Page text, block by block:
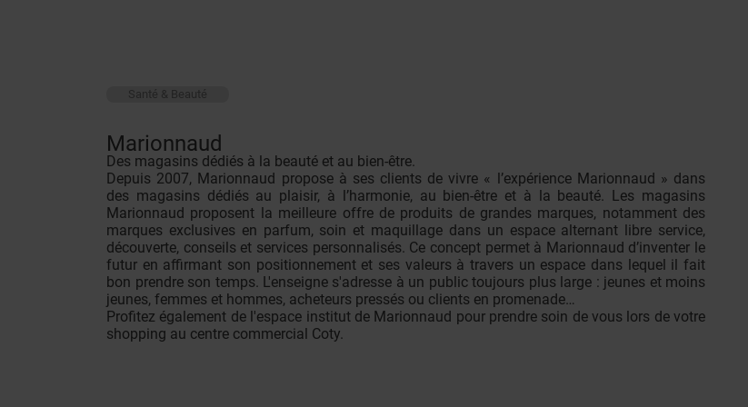
Santé & Beauté
Marionnaud
Des magasins dédiés à la beauté et au bien-être.
Depuis 2007, Marionnaud propose à ses clients de vivre « l’expérience Marionnaud » dans
des magasins dédiés au plaisir, à l’harmonie, au bien-être et à la beauté. Les magasins
Marionnaud proposent la meilleure offre de produits de grandes marques, notamment des
marques exclusives en parfum, soin et maquillage dans un espace alternant libre service,
découverte, conseils et services personnalisés. Ce concept permet à Marionnaud d’inventer le
futur en affirmant son positionnement et ses valeurs à travers un espace dans lequel il fait
bon prendre son temps. L'enseigne s'adresse à un public toujours plus large : jeunes et moins
jeunes, femmes et hommes, acheteurs pressés ou clients en promenade…
Profitez également de l'espace institut de Marionnaud pour prendre soin de vous lors de votre
shopping au centre commercial Coty.